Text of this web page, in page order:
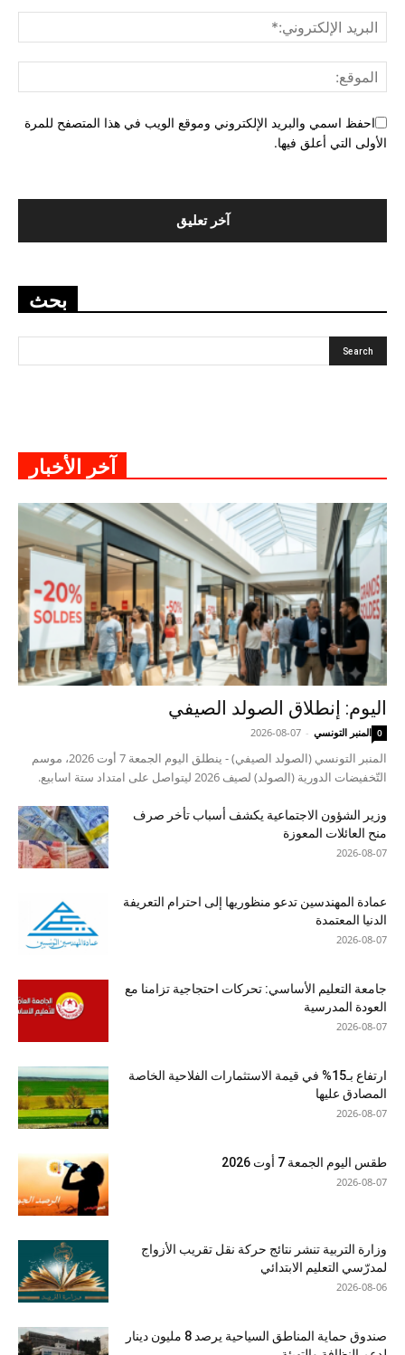
احفظ اسمي والبريد الإلكتروني وموقع الويب في هذا المتصفح للمرة
الأولى التي أعلق فيها.
بحث
آخر الأخبار
اليوم: إنطلاق الصولد الصيفي
المنبر التونسي -
2026-08-07 0
المنبر التونسي (الصولد الصيفي) - ينطلق اليوم الجمعة 7 أوت 2026، موسم
التّخفيضات الدورية (الصولد) لصيف 2026 ليتواصل على امتداد ستة اسابيع.
وزير الشؤون الاجتماعية يكشف أسباب تأخر صرف
منح العائلات المعوزة
2026-08-07
عمادة المهندسين تدعو منظوريها إلى احترام التعريفة
الدنيا المعتمدة
2026-08-07
جامعة التعليم الأساسي: تحركات احتجاجية تزامنا مع
العودة المدرسية
2026-08-07
ارتفاع بـ15% في قيمة الاستثمارات الفلاحية الخاصة
المصادق عليها
2026-08-07
طقس اليوم الجمعة 7 أوت 2026
2026-08-07
وزارة التربية تنشر نتائج حركة نقل تقريب الأزواج
لمدرّسي التعليم الابتدائي
2026-08-06
صندوق حماية المناطق السياحية يرصد 8 مليون دينار